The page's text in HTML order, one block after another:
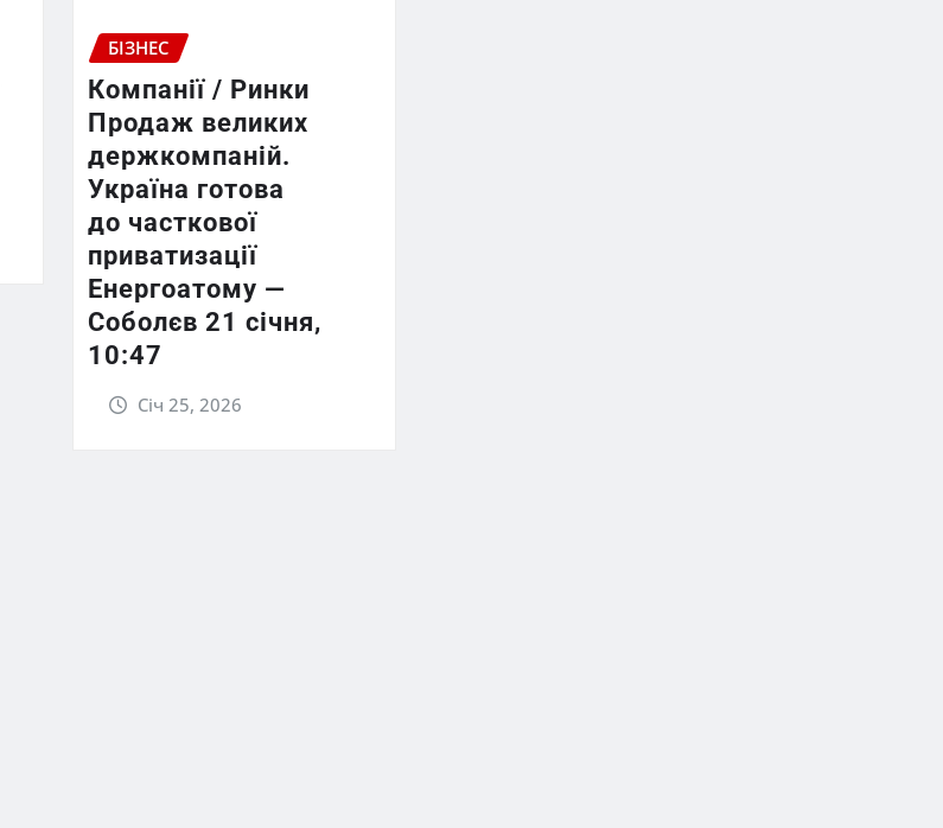
БІЗНЕС
Компанії / Ринки
Продаж великих
держкомпаній.
Україна готова
до часткової
приватизації
Енергоатому —
Соболєв 21 січня,
10:47
Січ 25, 2026